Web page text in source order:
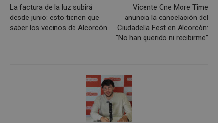
La factura de la luz subirá
desde junio: esto tienen que
saber los vecinos de Alcorcón
Vicente One More Time
anuncia la cancelación del
Ciudadella Fest en Alcorcón:
“No han querido ni recibirme”
Las cookies estrictamente necesarias permiten la
funcionalidad principal del sitio web, como el
inicio de sesión de usuario y la gestión de cuentas.
El sitio web no se puede utilizar correctamente sin
las cookies estrictamente necesarias.
alcorconhoy.com